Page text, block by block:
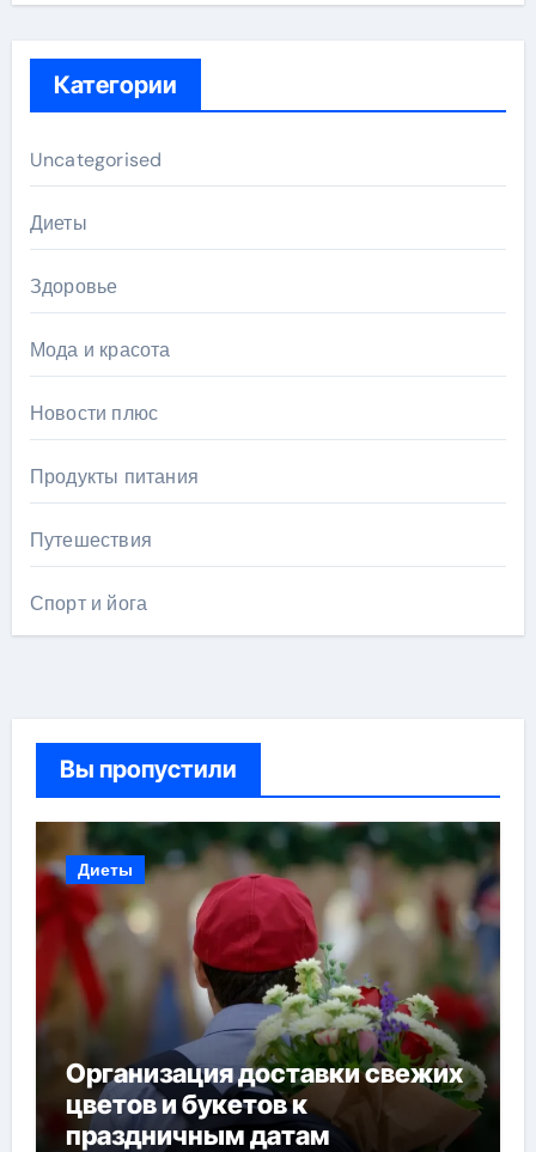
Категории
Uncategorised
Диеты
Здоровье
Мода и красота
Новости плюс
Продукты питания
Путешествия
Спорт и йога
Вы пропустили
Диеты
Организация доставки свежих
цветов и букетов к
праздничным датам